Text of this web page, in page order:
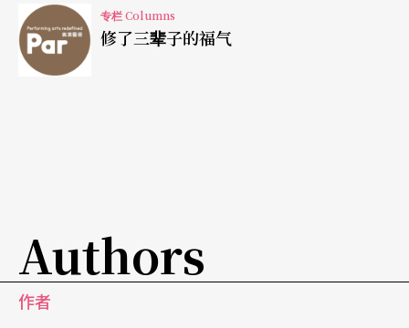
术呢？还是一种误解的艺术？
服装造成的不确定性
最不羁的身体。这些服装有的真好穿，跳起舞来完
全自在，有些可真是受罪，全身被包覆得紧实，对
动作的妨碍大极了，这种不确定性正是这支舞的重
专栏 Columns
修了三辈子的福气
Authors
作者